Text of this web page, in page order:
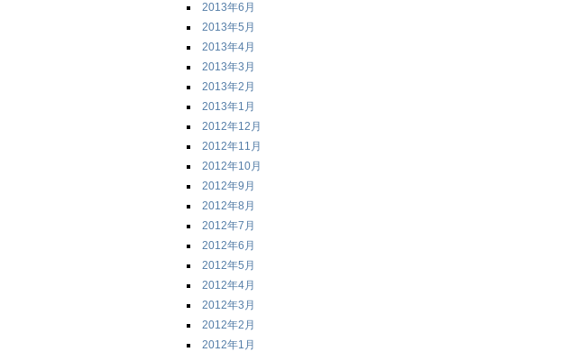
2013年6月
2013年5月
2013年4月
2013年3月
2013年2月
2013年1月
2012年12月
2012年11月
2012年10月
2012年9月
2012年8月
2012年7月
2012年6月
2012年5月
2012年4月
2012年3月
2012年2月
2012年1月